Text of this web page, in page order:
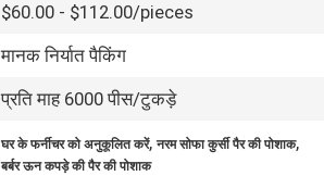
$60.00 - $112.00/pieces
मानक निर्यात पैकिंग
प्रति माह 6000 पीस/टुकड़े
घर के फर्नीचर को अनुकूलित करें,नरम सोफा कुर्सी पैर की पोशाक,
बर्बर ऊन कपड़े की पैर की पोशाक